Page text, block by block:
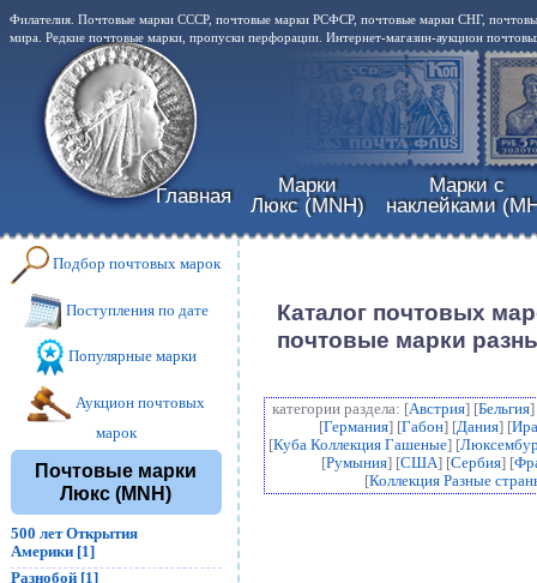
Филателия. Почтовые марки СССР, почтовые марки РСФСР, почтовые марки СНГ,
мира. Редкие почтовые марки, пропуски перфорации. Интернет-магазин-аукцион
Главная
Марки
Люкс (MNH)
Марки с
наклейками
Подбор почтовых марок
Поступления по дате
Популярные марки
Аукцион почтовых
марок
Почтовые марки
Люкс (MNH)
500 лет Открытия
Америки [1]
Разнобой [1]
Каталог почтовых
почтовые марки
категории раздела: [Австрия] [Бельгия]
[Германия] [Габон] [Дания] [
[Куба Коллекция Гашеные] [
[Румыния] [США] [Сербия] [
[Коллекция Разные